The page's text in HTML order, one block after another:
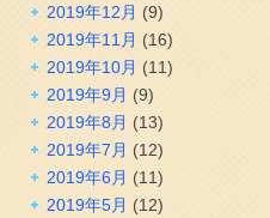
2019年12月 (9)
2019年11月 (16)
2019年10月 (11)
2019年9月 (9)
2019年8月 (13)
2019年7月 (12)
2019年6月 (11)
2019年5月 (12)